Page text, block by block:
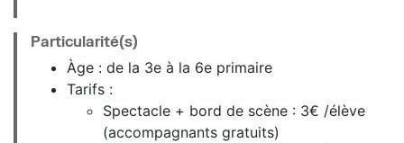
Particularité(s)
Àge : de la 3e à la 6e primaire
Tarifs :
Spectacle + bord de scène : 3€ /élève
(accompagnants gratuits)